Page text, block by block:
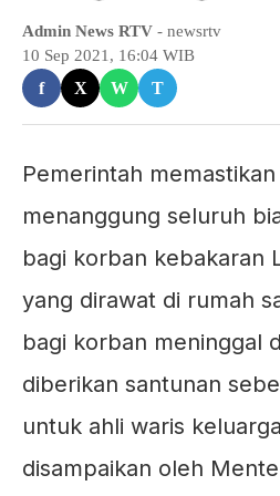
Admin News RTV - newsrtv
10 Sep 2021, 16:04 WIB
f X W T
Pemerintah memastikan
menanggung seluruh
bagi korban kebakaran
yang dirawat di rumah
bagi korban meninggal
diberikan santunan
untuk ahli waris
disampaikan oleh